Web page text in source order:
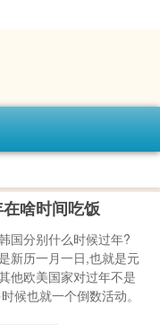
啥时间吃饭
国分别什么时候过年?
新历一月一日,也就是元
他欧美国家对过年不是
候也就一个倒数活动。